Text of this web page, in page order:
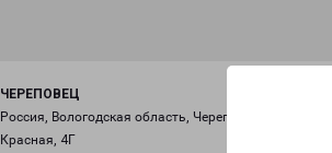
ЧЕРЕПОВЕЦ
Россия, Вологодская область, Череповец, улица
Красная, 4Г